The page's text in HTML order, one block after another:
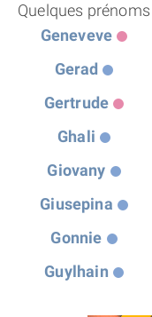
Quelques
Geneveve
Gerad
Gertrude
Ghali
Giovany
Giusepina
Gonnie
Guylhain